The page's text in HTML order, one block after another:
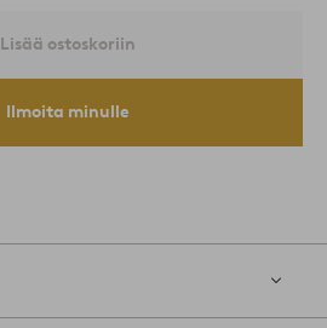
Lisää ostoskoriin
Ilmoita minulle